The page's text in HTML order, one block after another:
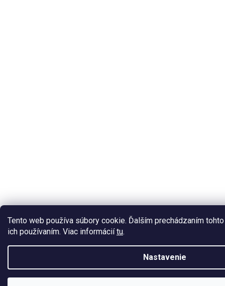
Tento web používa súbory cookie. Ďalším prechádzaním
ich používaním. Viac informáciítu.
Nastavenie